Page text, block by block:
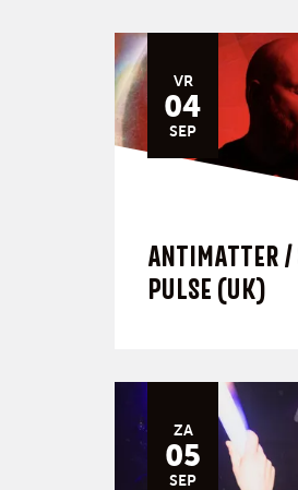
VR
04
SEP
ANTIMATTER /
PULSE (UK)
ZA
05
SEP